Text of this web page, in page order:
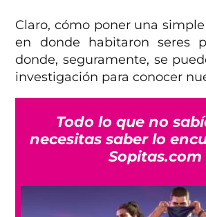
Claro, cómo poner una
en donde habitaron seres
donde, seguramente, se
investigación para conocer
Todo lo que no
necesitas saber lo
Sopitas.com